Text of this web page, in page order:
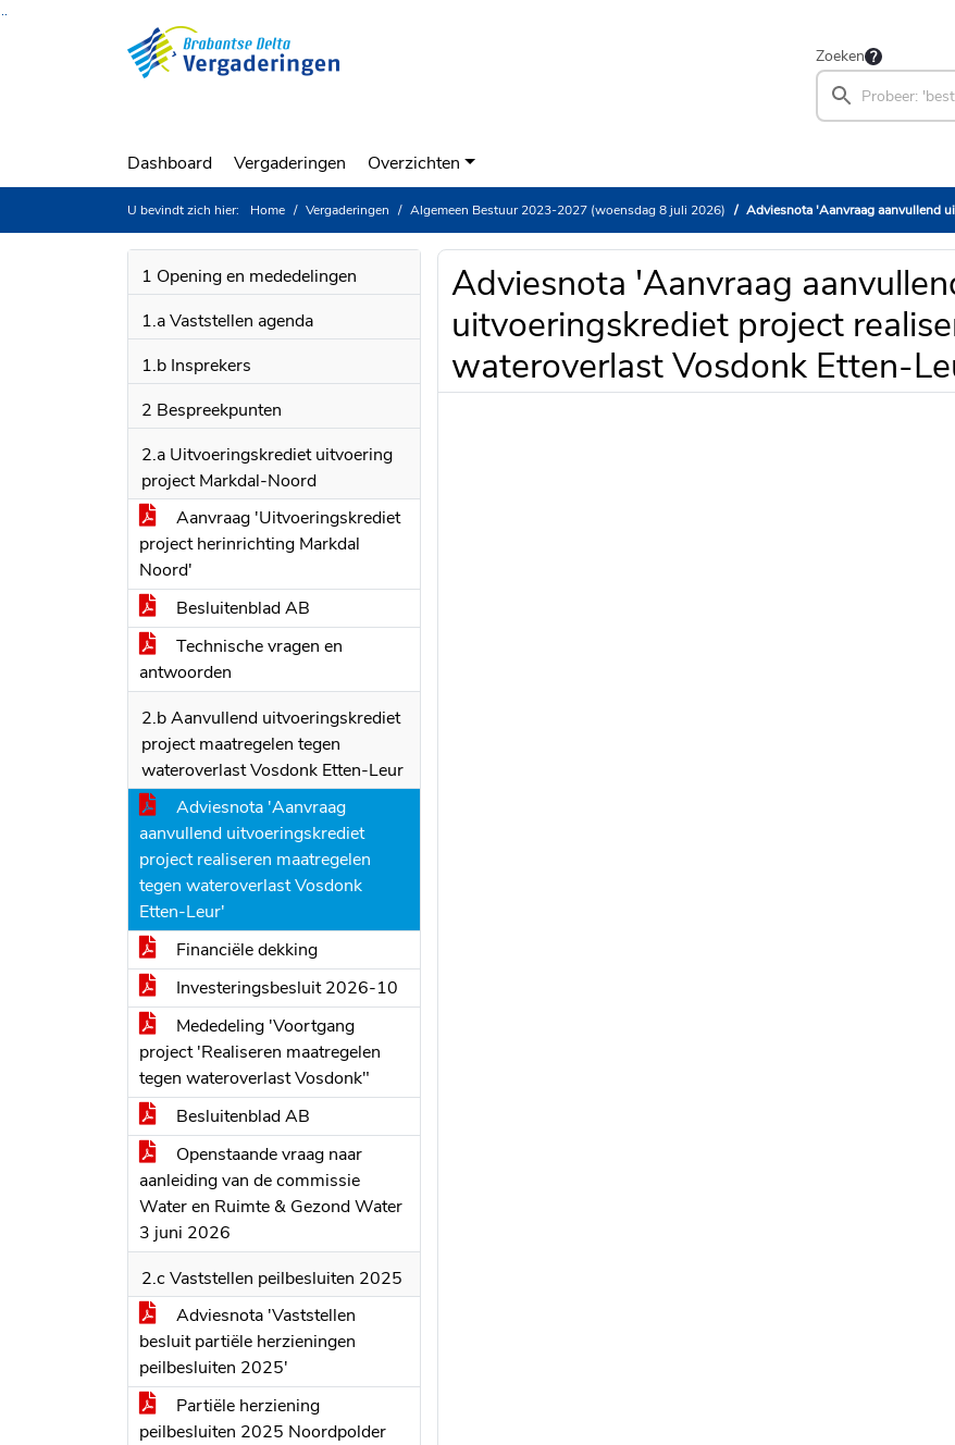
Ga naar de inhoud van deze pagina
Zoeken
Dashboard Vergaderingen Overzichten
U bevindt zich hier: Home Vergaderingen Algemeen Bestuur 2023-2027 (woensdag 8 juli 2026) Adviesnota 'Aanvraag aanvullend uitvoeringskrediet project
1 Opening en mededelingen
1.a Vaststellen agenda
1.b Insprekers
2 Bespreekpunten
2.a Uitvoeringskrediet uitvoering
project Markdal-Noord
Aanvraag 'Uitvoeringskrediet
project herinrichting Markdal
Noord'
Besluitenblad AB
Technische vragen en
antwoorden
2.b Aanvullend uitvoeringskrediet
project maatregelen tegen
wateroverlast Vosdonk Etten-Leur
Adviesnota 'Aanvraag
aanvullend uitvoeringskrediet
project realiseren maatregelen
tegen wateroverlast Vosdonk
Etten-Leur'
Financiële dekking
Investeringsbesluit 2026-10
Mededeling 'Voortgang
project 'Realiseren maatregelen
tegen wateroverlast Vosdonk"
Besluitenblad AB
Openstaande vraag naar
aanleiding van de commissie
Water en Ruimte & Gezond Water
3 juni 2026
2.c Vaststellen peilbesluiten 2025
Adviesnota 'Vaststellen
besluit partiële herzieningen
peilbesluiten 2025'
Partiële herziening
peilbesluiten 2025 Noordpolder
Adviesnota 'Aanvraag
uitvoeringskrediet project
wateroverlast Vosdonk Etten-